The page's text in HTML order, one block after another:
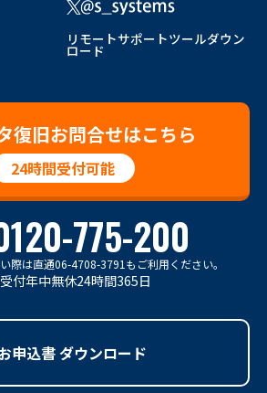
リモートサポートツールダウン
ロード
復旧お問合せはこちら
24時間受付可能
775-200
際は直通06-4708-3791もご利用ください。
付年中無休24時間365日
申込書 ダウンロード